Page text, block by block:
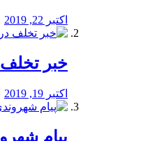
اکتبر 22, 2019
خبر تخلف
اکتبر 19, 2019
پیام